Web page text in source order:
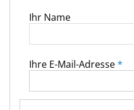
Ihr Name
Ihre E-Mail-Adresse*